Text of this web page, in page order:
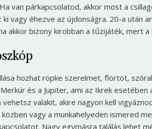
van párkapcsolatod, akkor most a
vagy éhezve az újdonságra. 20-a után
akkor bizony kirobban a tűzijáték, mert
hozhat röpke szerelmet, flörtöt,
és a Jupiter, ami az Ikrek
valakit, akire nagyon kell
vagy a munkahelyeden ismered
Nagy egymásra találás lehet